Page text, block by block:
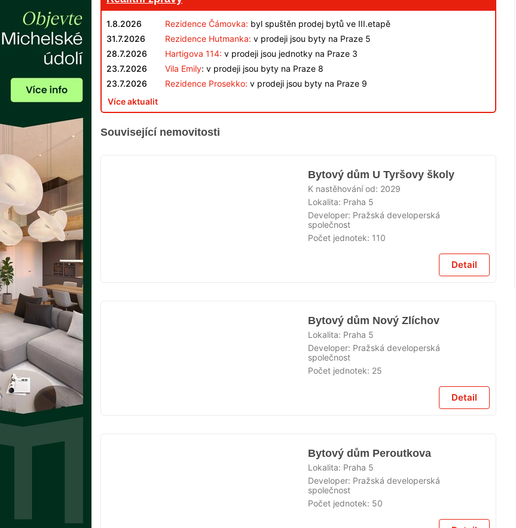
1.8.2026 Rezidence Čámovka: byl spuštěn prodej bytů ve III.etapě
31.7.2026
Rezidence Hutmanka: v prodeji jsou byty na Praze 5
28.7.2026
Hartigova 114: v prodeji jsou jednotky na Praze 3
23.7.2026
Vila Emily: v prodeji jsou byty na Praze 8
23.7.2026
Rezidence Prosekko: v prodeji jsou byty na Praze 9
Více aktualit
Související nemovitosti
Bytový dům U Tyršovy školy
K nastěhování od: 2029
Lokalita: Praha 5
Developer: Pražská developerská
společnost
Počet jednotek: 110
Detail
Bytový dům Nový Zlíchov
Lokalita: Praha 5
Developer: Pražská developerská
společnost
Počet jednotek: 25
Detail
Bytový dům Peroutkova
Lokalita: Praha 5
Developer: Pražská developerská
společnost
Počet jednotek: 50